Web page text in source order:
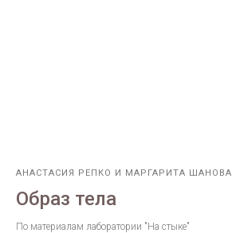
АНАСТАСИЯ РЕПКО И МАРГАРИТА ШАНОВА
Образ тела
По материалам лаборатории "На стыке"